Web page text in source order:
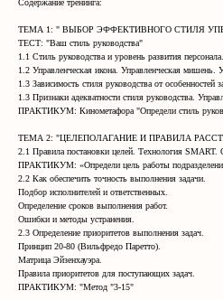
Содержание тренинга:
ТЕМА 1: " ВЫБОР ЭФФЕКТИВНОГО СТИЛЯ
ТЕСТ: "Ваш стиль руководства"
1.1 Стиль руководства и уровень развития
1.2 Управленческая икона. Управленческая мишень.
1.3 Зависимость стиля руководства от особенностей
1.3 Признаки адекватности стиля руководства.
ПРАКТИКУМ: Кинометафора "Определи стиль
ТЕМА 2: "ЦЕЛЕПОЛАГАНИЕ И ПРАВИЛА
2.1 Правила постановки целей. Технология SMART.
ПРАКТИКУМ: «Определи цель работы
2.2 Как обеспечить точность выполнения задачи.
Подбор исполнителей и ответственных.
Определение сроков выполнения работ.
Ошибки и методы устранения.
2.3 Определение приоритетов выполнения задач.
Принцип 20-80 (Вильфредо Паретто).
Матрица Эйзенхауэра.
Правила приоритетов для поступающих задач.
ПРАКТИКУМ: "Метод "3-15"